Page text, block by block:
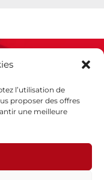
l’utilisation de
proposer des offres
une meilleure